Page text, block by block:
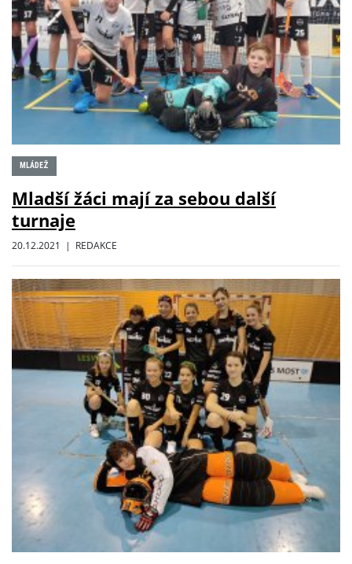
MLÁDEŽ
Mladší žáci mají za sebou další
turnaje
20.12.2021 | REDAKCE